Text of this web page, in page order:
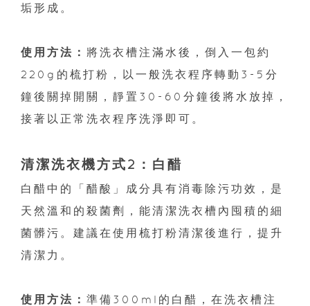
垢形成。
使用方法： 將洗衣槽注滿水後，倒入一包約
220g的梳打粉，以一般洗衣程序轉動3-5分
鐘後關掉開關，靜置30-60分鐘後將水放掉，
接著以正常洗衣程序洗淨即可。
清潔洗衣機方式2：白醋
白醋中的「醋酸」成分具有消毒除污功效，是
天然溫和的殺菌劑，能清潔洗衣槽內囤積的細
菌髒污。建議在使用梳打粉清潔後進行，提升
清潔力。
使用方法： 準備300ml的白醋，在洗衣槽注